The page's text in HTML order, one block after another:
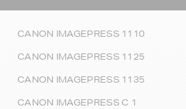
CANON IMAGEPRESS 1110
CANON IMAGEPRESS 1125
CANON IMAGEPRESS 1135
CANON IMAGEPRESS C 1